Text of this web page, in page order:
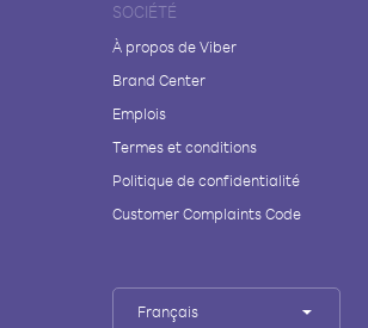
SOCIÉTÉ
À propos de Viber
Brand Center
Emplois
Termes et conditions
Politique de confidentialité
Customer Complaints Code
Français